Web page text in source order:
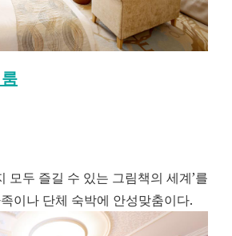
모두 즐길 수 있는 그림책의 세계’를
이나 단체 숙박에 안성맞춤이다.